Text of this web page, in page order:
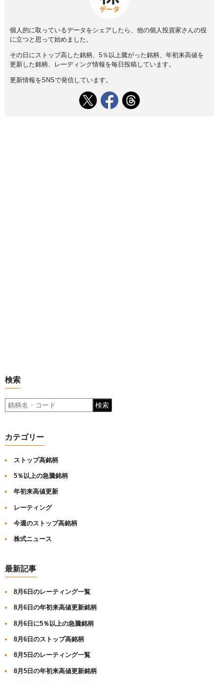
個人的に取っているデータをシェアしたら、他の個人投資家さんの役
に立つと思って始めました。
その日にストップ高した銘柄、5％以上騰がった銘柄、年初来高値を
更新した銘柄、レーディング情報を毎日投稿しています。
更新情報をSNSで発信しています。
検索
検索
カテゴリー
ストップ高銘柄
5％以上の急騰銘柄
年初来高値更新
レーティング
今週のストップ高銘柄
株式ニュース
最新記事
8月6日のレーティング一覧
8月6日の年初来高値更新銘柄
8月6日に5％以上の急騰銘柄
8月6日のストップ高銘柄
8月5日のレーティング一覧
8月5日の年初来高値更新銘柄